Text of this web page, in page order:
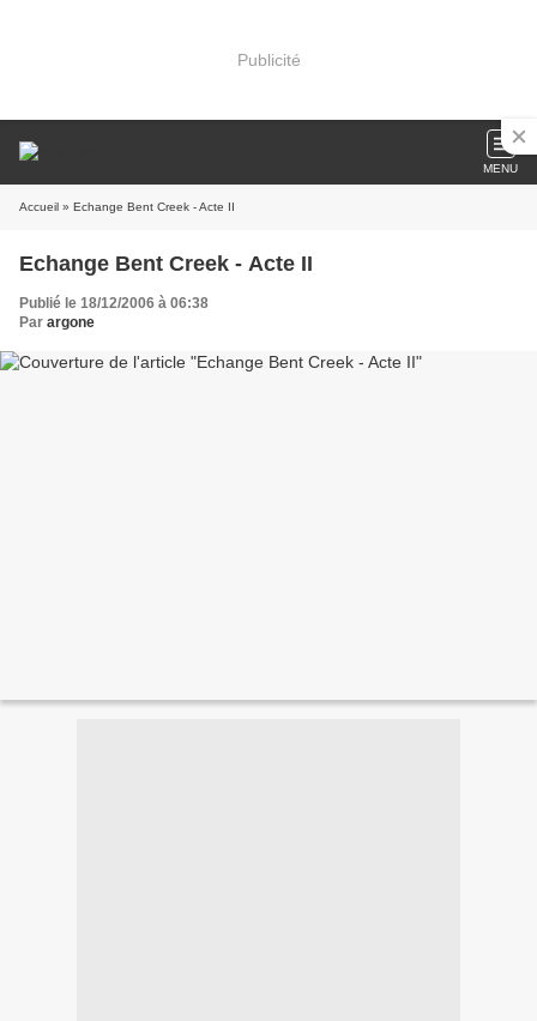
Publicité
MENU
Accueil » Echange Bent Creek - Acte II
Echange Bent Creek - Acte II
Publié le 18/12/2006 à 06:38
Par argone